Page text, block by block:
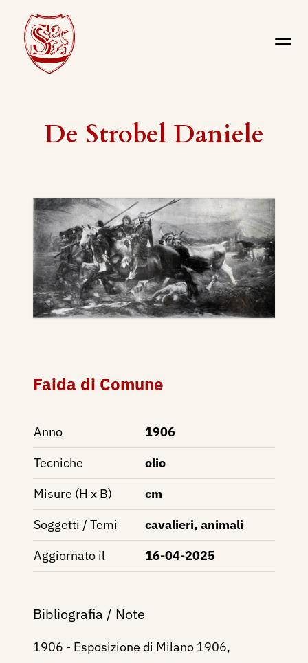
De Strobel Daniele
Faida di Comune
Anno
1906
Tecniche
olio
Misure (H x B)
cm
Soggetti / Temi
cavalieri, animali
Aggiornato il
16-04-2025
Bibliografia / Note
1906 - Esposizione di Milano 1906,